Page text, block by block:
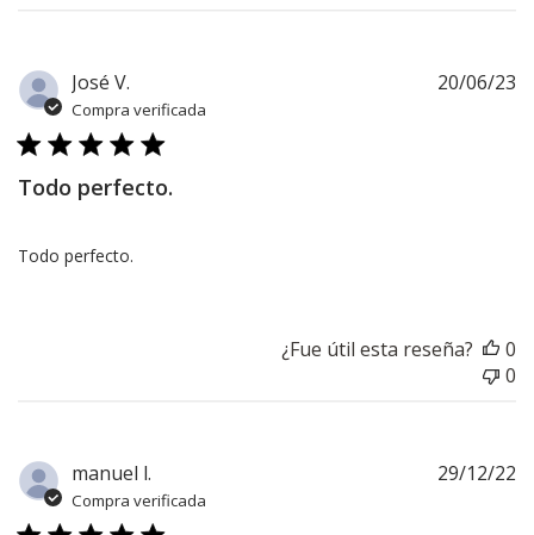
José V.
Compra verificada
Todo perfecto.
Todo perfecto.
20/06/23
¿Fue útil esta reseña?
0
0
manuel l.
Compra verificada
29/12/22